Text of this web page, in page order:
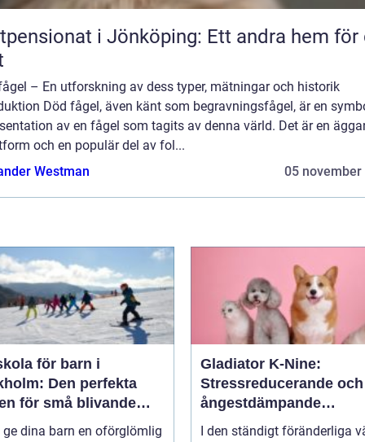
i Jönköping: Ett andra hem för
– En utforskning av dess typer, mätningar och historik
Död fågel, även känt som begravningsfågel, är en
av en fågel som tagits av denna värld. Det är en
och en populär del av fol...
Westman
05 november
för barn i
Den perfekta
för små blivande
ge dina barn en oförglömlig
Gladiator K-Nine:
Stressreducerande och
ångestdämpande
hundhalsband
I den ständigt föränderliga